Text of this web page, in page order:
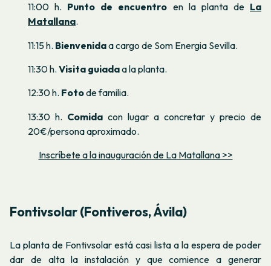
11:00 h. Punto de encuentro en la planta de La
Matallana.
11:15 h. Bienvenidaa cargo de Som Energia Sevilla.
11:30 h. Visita guiadaa la planta.
12:30 h. Fotode familia.
13:30 h. Comida con lugar a concretar y precio de
20€/persona aproximado.
Inscríbete a la inauguración de La Matallana >>
Fontivsolar (Fontiveros, Ávila)
La planta de Fontivsolar está casi lista a la espera de poder
dar de alta la instalación y que comience a generar